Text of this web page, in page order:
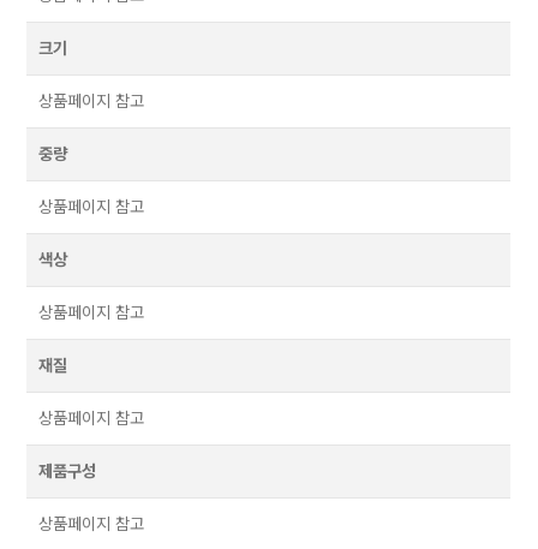
크기
상품페이지 참고
중량
상품페이지 참고
색상
상품페이지 참고
재질
상품페이지 참고
제품구성
상품페이지 참고